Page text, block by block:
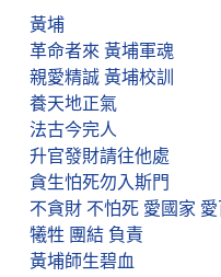
黃埔
革命者來 黃埔軍魂
親愛精誠 黃埔校訓
養天地正氣
法古今完人
升官發財請往他處
貪生怕死勿入斯門
不貪財 不怕死 愛國家
犧牲 團結 負責
黃埔師生碧血